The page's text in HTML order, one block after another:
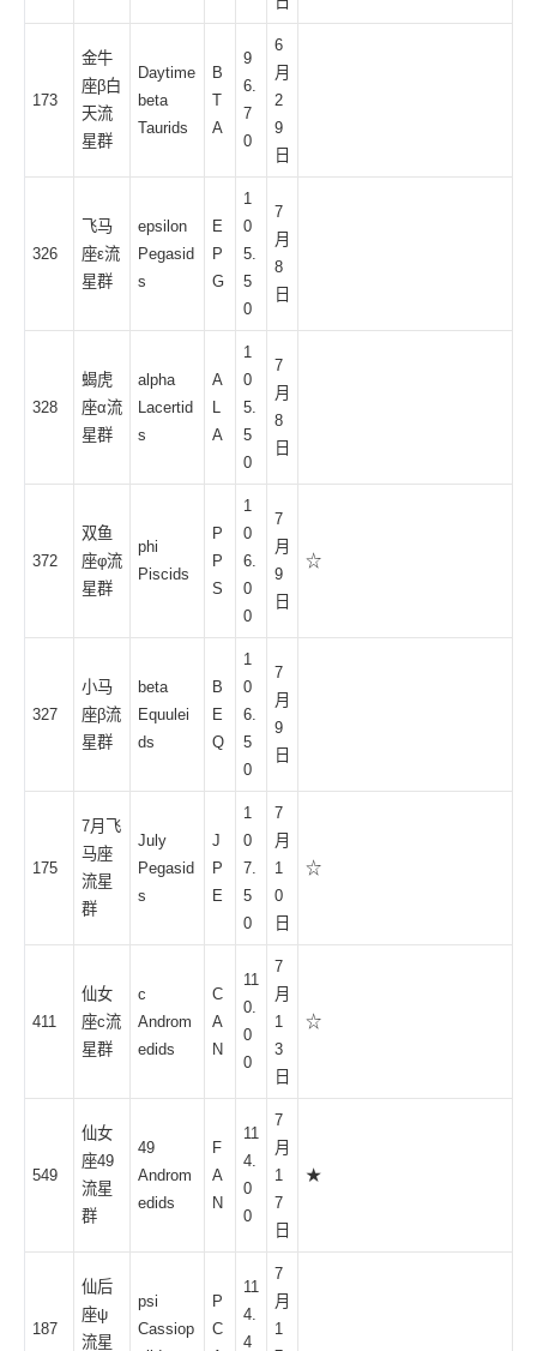
173
金牛
座β白
天流
星群
Daytime
beta
Taurids
B
T
A
9
6.
7
0
6
月
2
9
日
326
飞马
座ε流
星群
epsilon
Pegasid
s
E
P
G
1
0
5.
5
0
7
月
8
日
328
蝎虎
座α流
星群
alpha
Lacertid
s
A
L
A
1
0
5.
5
0
7
月
8
日
372
双鱼
座φ流
星群
phi
Piscids
P
P
S
1
0
6.
0
0
7
月
9
日
☆
327
小马
座β流
星群
beta
Equulei
ds
B
E
Q
1
0
6.
5
0
7
月
9
日
175
7月飞
马座
流星
群
July
Pegasid
s
J
P
E
1
0
7.
5
0
7
月
1
0
日
☆
411
仙女
座c流
星群
c
Androm
edids
C
A
N
11
0.
0
0
7
月
1
3
日
☆
549
仙女
座49
流星
群
49
Androm
edids
F
A
N
11
4.
0
0
7
月
1
7
日
★
187
仙后
座ψ
流星
psi
Cassiop
P
C
11
4.
4
7
月
1